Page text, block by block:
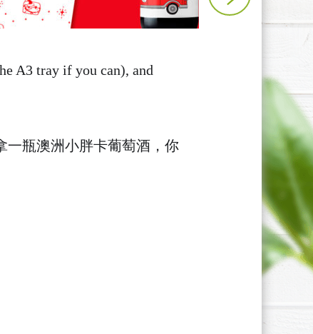
A3 tray if you can), and
一瓶澳洲小胖卡葡萄酒，你